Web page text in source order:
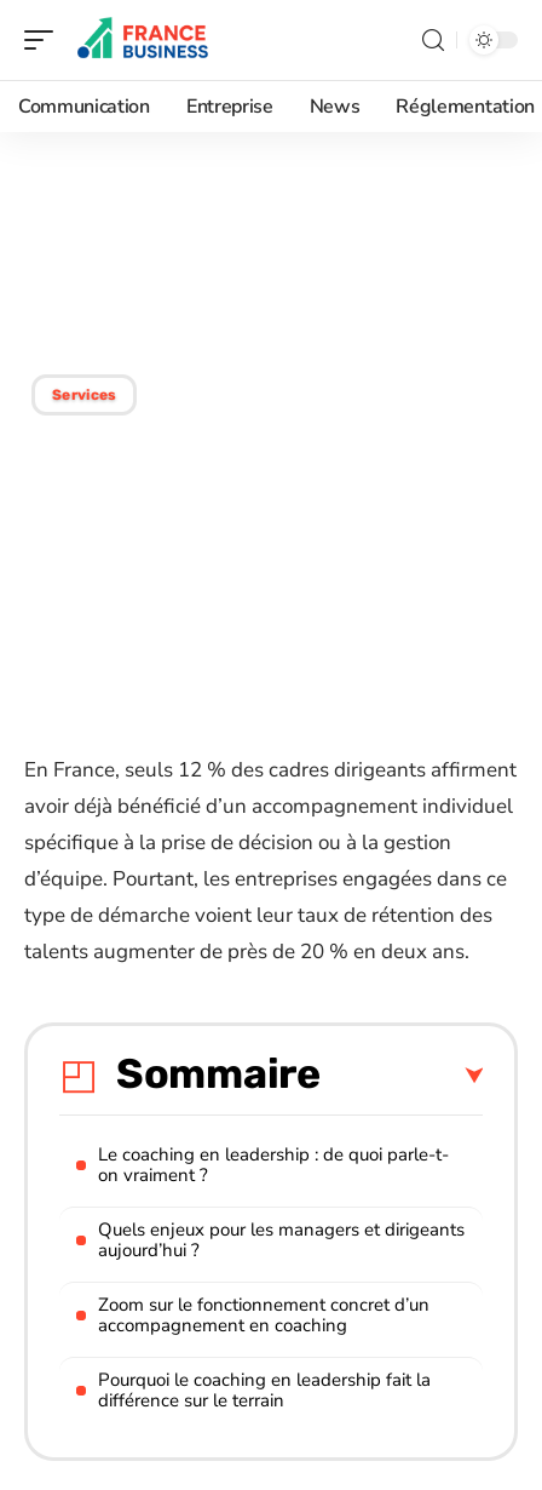
Communication Entreprise News Réglementation
Services
En France, seuls 12 % des cadres dirigeants affirment
avoir déjà bénéficié d’un accompagnement individuel
spécifique à la prise de décision ou à la gestion
d’équipe. Pourtant, les entreprises engagées dans ce
type de démarche voient leur taux de rétention des
talents augmenter de près de 20 % en deux ans.
Sommaire
Le coaching en leadership : de quoi parle-t-
on vraiment ?
Quels enjeux pour les managers et dirigeants
aujourd’hui ?
Zoom sur le fonctionnement concret d’un
accompagnement en coaching
Pourquoi le coaching en leadership fait la
différence sur le terrain